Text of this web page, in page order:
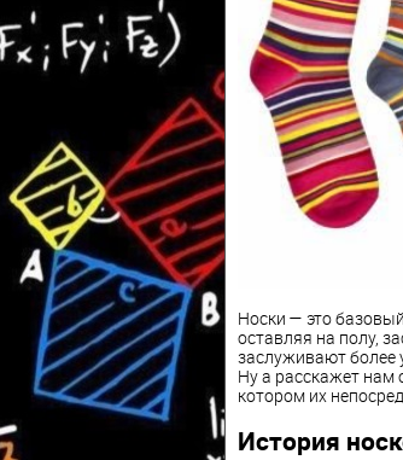
Носки — это
оставляя на полу,
заслуживают более
Ну а расскажет нам
котором их
История